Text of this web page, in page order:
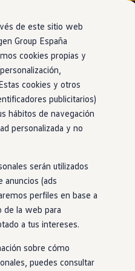
stock
carga y ahorro
de carril
Con este asistente, tu
y, encaso de una salida
no respondes a la señal, el
para mantenerte seguro
de este sitio web
Group España
cookies propias y
cookies y otros
publicitarios)
hábitos de navegación
personalizada y no
serán utilizados
anuncios (ads
perfiles en base a
de la web para
a tus intereses.
sobre cómo
puedes consultar